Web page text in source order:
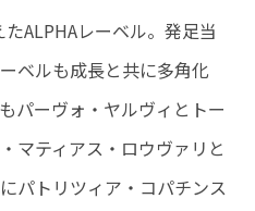
ALPHAレーベル。発足当
ベルも成長と共に多角化
パーヴォ・ヤルヴィとトー
マティアス・ロウヴァリと
パトリツィア・コパチンス